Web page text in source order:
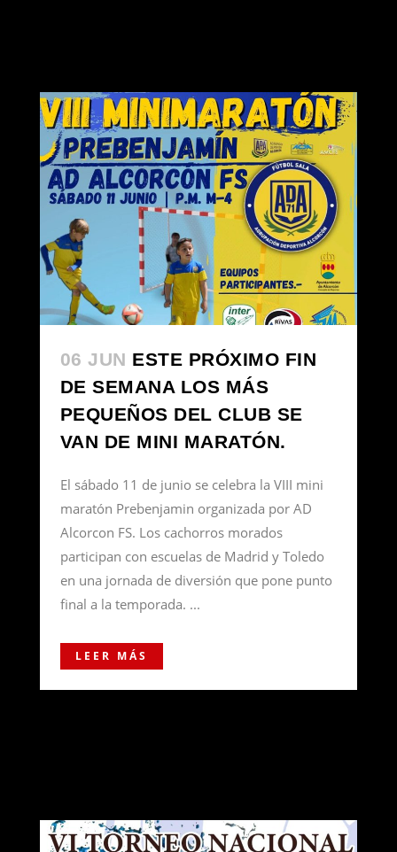
06 JUN ESTE PRÓXIMO FIN
DE SEMANA LOS MÁS
PEQUEÑOS DEL CLUB SE
VAN DE MINI MARATÓN.
El sábado 11 de junio se celebra la VIII mini
maratón Prebenjamin organizada por AD
Alcorcon FS. Los cachorros morados
participan con escuelas de Madrid y Toledo
en una jornada de diversión que pone punto
final a la temporada. ...
LEER MÁS